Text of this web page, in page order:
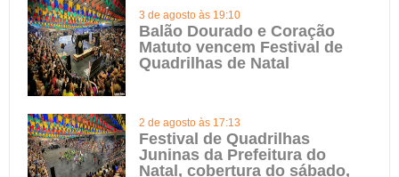
3 de agosto às 19:10
Balão Dourado e Coração
Matuto vencem Festival de
Quadrilhas de Natal
2 de agosto às 17:13
Festival de Quadrilhas
Juninas da Prefeitura do
Natal, cobertura do sábado,